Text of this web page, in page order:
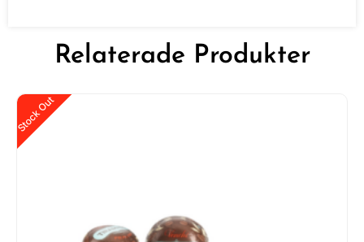
Relaterade Produkter
Stock Out